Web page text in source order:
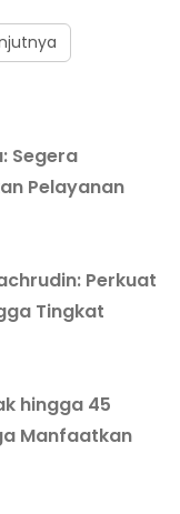
Segera
Pelayanan
Perkuat
Tingkat
hingga 45
Manfaatkan